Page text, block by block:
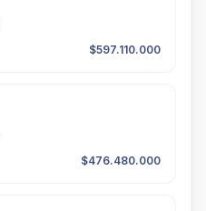
$597.110.000
$476.480.000